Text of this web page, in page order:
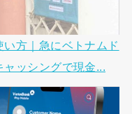
い方｜急にベトナムド
ャッシングで現金...